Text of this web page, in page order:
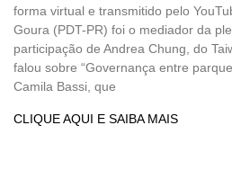
forma virtual e transmitido pelo
Goura (PDT-PR) foi o mediador da
participação de Andrea Chung, do
falou sobre “Governança entre
Camila Bassi, que
CLIQUE AQUI E SAIBA MAIS